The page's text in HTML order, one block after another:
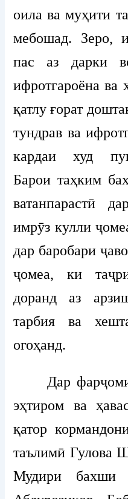
оила ва муҳити
мебошад. Зеро,
пас аз дарки
ифротгароёна ва
қатлу ғорат
тундрав ва
кардаи худ
Барои таҳким
ватанпарастӣ
имрӯз кулли
дар баробари
ҷомеа, ки
доранд аз
тарбия ва
огоҳанд.
Дар фарҷоми
эҳтиром ва
қатор
таълимӣ Гулова
Мудири бахши